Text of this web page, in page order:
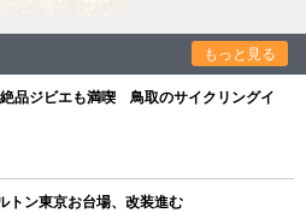
もっと見る
品ジビエも満喫 鳥取のサイクリングイ
ン東京お台場、改装進む